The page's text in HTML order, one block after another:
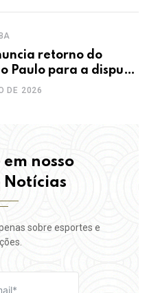
retorno do
Paulo para a disputa
Potiguar
DE 2026
em nosso
Notícias
sobre esportes e